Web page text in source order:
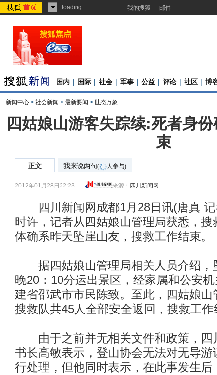
loading... 我的搜狐 邮件
国内 | 国际 | 社会 | 军事 | 公益 | 评论 | 社区 | 博
新闻中心 > 社会新闻 > 最新要闻 > 世态万象
四姑娘山游客失踪续:死者身
束
正文 我来说两句( 人参与)
2012年01月28日22:23 来源： 四川新闻网
四川新闻网成都1月28日讯(唐真 记
时许，记者从四姑娘山管理局获悉，搜
体确系昨天坠崖山友，搜救工作结束。
据四姑娘山管理局相关人员介绍，
晚20：10分运出景区，经家属和公安
建省邵武市市民陈致。至此，四姑娘山
搜救队共45人全部安全返回，搜救工作
由于之前并无相关文件和政策，四
书长高敏表示，登山协会无法对无导游
行处理，但他同时表示，在此事发生后